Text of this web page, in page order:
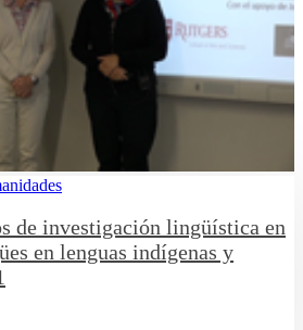
de investigación lingüística en
en lenguas indígenas y